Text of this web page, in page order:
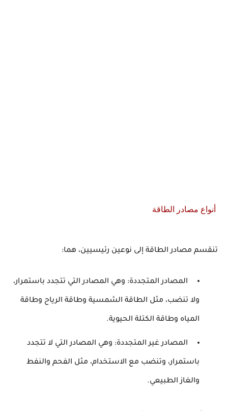
أنواع مصادر الطاقة
تنقسم مصادر الطاقة إلى نوعين رئيسيين، هما:
المصادر المتجددة: وهي المصادر التي تتجدد باستمرار،
ولا تنضب، مثل الطاقة الشمسية وطاقة الرياح وطاقة
المياه وطاقة الكتلة الحيوية.
المصادر غير المتجددة: وهي المصادر التي لا تتجدد
باستمرار، وتنضب مع الاستخدام، مثل الفحم والنفط
والغاز الطبيعي.